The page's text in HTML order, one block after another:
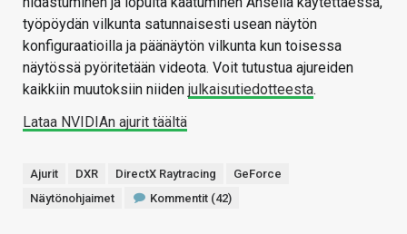
työpöydän vilkunta satunnaisesti usean näytön
konfiguraatioilla ja päänäytön vilkunta kun toisessa
näytössä pyöritetään videota. Voit tutustua ajureiden
kaikkiin muutoksiin niiden julkaisutiedotteesta.
Lataa NVIDIAn ajurit täältä
Ajurit DXR DirectX Raytracing
GeForce
Näytönohjaimet
Kommentit (42)